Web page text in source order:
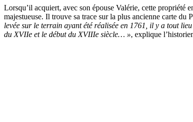
Lorsqu’il acquiert, avec son épouse Valérie, cette propriété
majestueuse. Il trouve sa trace sur la plus ancienne carte
levée sur le terrain ayant été réalisée en 1761, il y a tout
du XVIIe et le début du XVIIIe siècle… », explique